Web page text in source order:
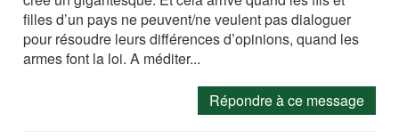
filles d’un pays ne peuvent/ne veulent pas dialoguer
pour résoudre leurs différences d’opinions, quand les
armes font la loi. A méditer...
Répondre à ce message